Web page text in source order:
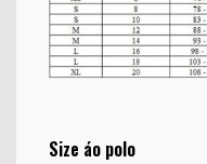
Size áo polo